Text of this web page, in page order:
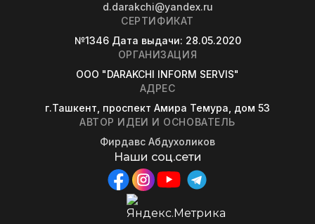
d.darakchi@yandex.ru
СЕРТИФИКАТ
№1346 Дата выдачи: 28.05.2020
ОРГАНИЗАЦИЯ
OOO "DARAKCHI INFORM SERVIS"
АДРЕС
г.Ташкент, проспект Амира Темура, дом 53
АВТОР ИДЕИ И ОСНОВАТЕЛЬ
Фирдавс Абдухоликов
Наши соц.сети